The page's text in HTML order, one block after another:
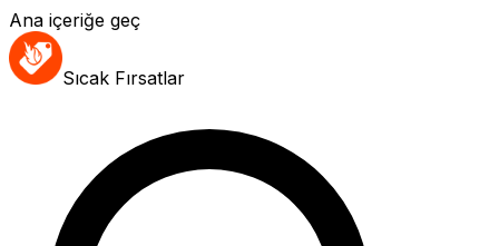
Ana içeriğe geç
Sıcak Fırsatlar